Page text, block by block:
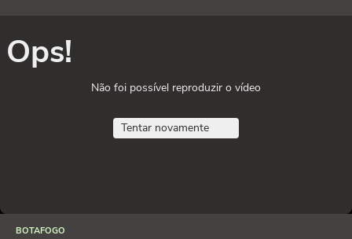
Ops!
Não foi possível reproduzir o vídeo
Tentar novamente
BOTAFOGO